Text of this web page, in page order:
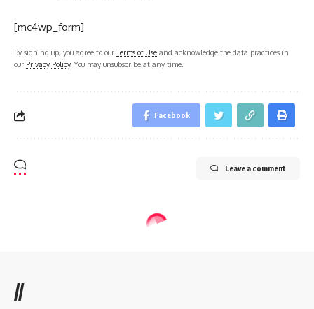
[mc4wp_form]
By signing up, you agree to ourTerms of Use and acknowledge the data practices in
our Privacy Policy. You may unsubscribe at any time.
Facebook
Leave a comment
//